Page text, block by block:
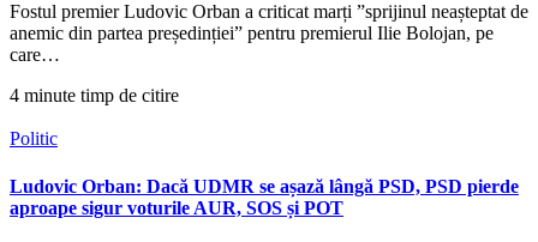
Fostul premier Ludovic Orban a criticat marți ”sprijinul neașteptat de
anemic din partea președinției” pentru premierul Ilie Bolojan, pe
care…
4 minute timp de citire
Politic
Ludovic Orban: Dacă UDMR se așază lângă PSD, PSD pierde
aproape sigur voturile AUR, SOS și POT